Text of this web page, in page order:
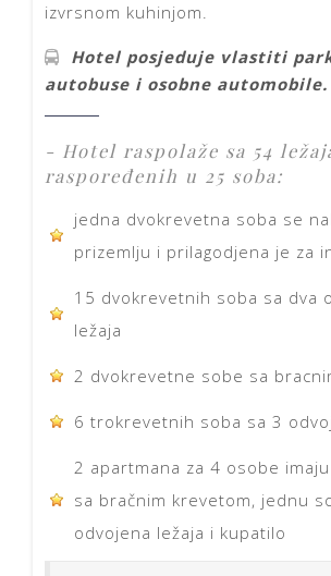
izvrsnom kuhinjom.
Hotel posjeduje vlastiti
autobuse i osobne automobile.
- Hotel raspolaže sa 54
raspoređenih u 25 soba:
jedna dvokrevetna soba se
prizemlju i prilagodjena je za
15 dvokrevetnih soba sa dva
ležaja
2 dvokrevetne sobe sa
6 trokrevetnih soba sa 3
2 apartmana za 4 osobe
sa bračnim krevetom, jednu
odvojena ležaja i kupatilo